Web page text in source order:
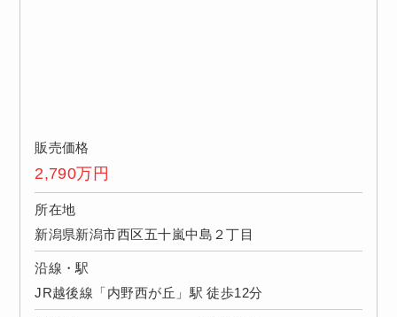
販売価格
2,790万円
所在地
新潟県新潟市西区五十嵐中島２丁目
沿線・駅
JR越後線「内野西が丘」駅 徒歩12分